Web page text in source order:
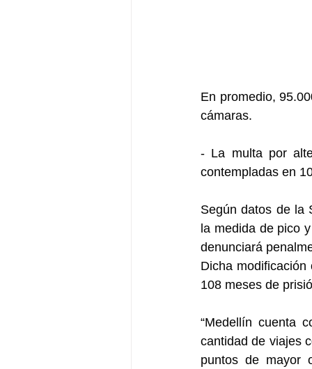
En promedio,
cámaras.
- La multa por
contempladas en
Según datos de la
la medida de pico
denunciará
Dicha
108 meses de
“Medellín cuenta
cantidad de viajes
puntos de mayor